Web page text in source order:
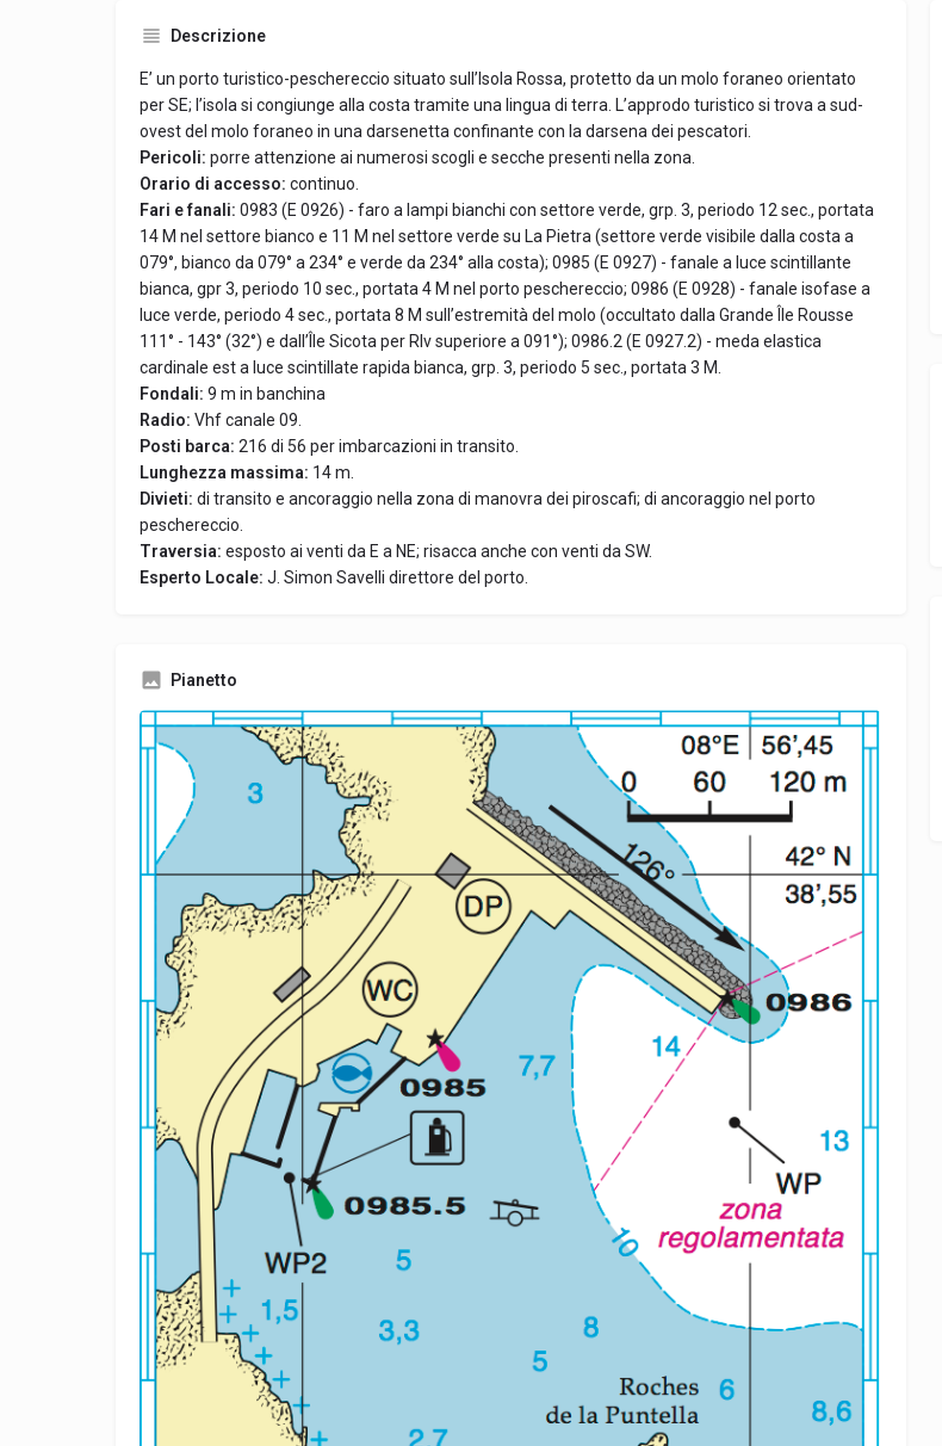
Descrizione
E’ un porto turistico-peschereccio situato sull’Isola Rossa, protetto da un molo foraneo orientato
per SE; l’isola si congiunge alla costa tramite una lingua di terra. L’approdo turistico si trova a sud-
ovest del molo foraneo in una darsenetta confinante con la darsena dei pescatori.
Pericoli: porre attenzione ai numerosi scogli e secche presenti nella zona.
Orario di accesso: continuo.
Fari e fanali: 0983 (E 0926) - faro a lampi bianchi con settore verde, grp. 3, periodo 12 sec., portata
14 M nel settore bianco e 11 M nel settore verde su La Pietra (settore verde visibile dalla costa a
079°, bianco da 079° a 234° e verde da 234° alla costa); 0985 (E 0927) - fanale a luce scintillante
bianca, gpr 3, periodo 10 sec., portata 4 M nel porto peschereccio; 0986 (E 0928) - fanale isofase a
luce verde, periodo 4 sec., portata 8 M sull’estremità del molo (occultato dalla Grande Île Rousse
111° - 143° (32°) e dall’Île Sicota per Rlv superiore a 091°); 0986.2 (E 0927.2) - meda elastica
cardinale est a luce scintillate rapida bianca, grp. 3, periodo 5 sec., portata 3 M.
Fondali: 9 m in banchina
Radio: Vhf canale 09.
Posti barca: 216 di 56 per imbarcazioni in transito.
Lunghezza massima: 14 m.
Divieti: di transito e ancoraggio nella zona di manovra dei piroscafi; di ancoraggio nel porto
peschereccio.
Traversia: esposto ai venti da E a NE; risacca anche con venti da SW.
Esperto Locale: J. Simon Savelli direttore del porto.
Pianetto